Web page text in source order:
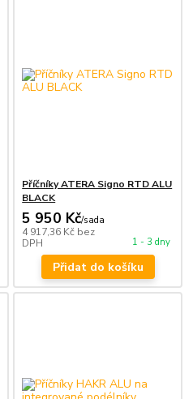
Příčníky ATERA Signo RTD ALU
BLACK
5 950 Kč/sada
4 917,36 Kč bez
DPH
1 - 3 dny
Přidat do košíku